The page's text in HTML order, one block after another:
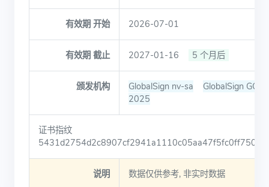
有效期 开始 2026-07-01
有效期 截止 2027-01-16 5 个月后
颁发机构 GlobalSign nv-sa
GlobalSign
2025
证书指纹
说明 数据仅供参考, 非实时数据